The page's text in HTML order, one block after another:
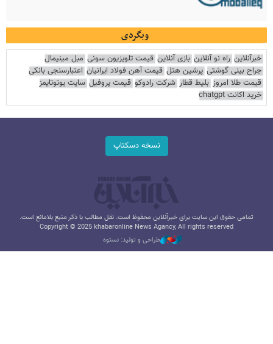
وبگردی
خبرآنلاین راه نو آنلاین بازی آنلاین قیمت تلویزیون سونی مبل مینیمال
جراح بینی گوشتی پرشین هتل قیمت آهن فولاد ایرانیان اعتبارسنجی بانکی
قیمت طلا امروز بلیط قطار شرکت رادوکو قیمت پروفیل سایت یوتوتایمز
خرید اکانت chatgpt
نسخه دسکتاپ
تمامی حقوق این سایت برای خبرآنلاین محفوظ است. نقل مطالب با ذکر منبع بلامانع است.
Copyright © 2025 khabaronline News Agancy, All rights reserved
طراحی و تولید: نستوه